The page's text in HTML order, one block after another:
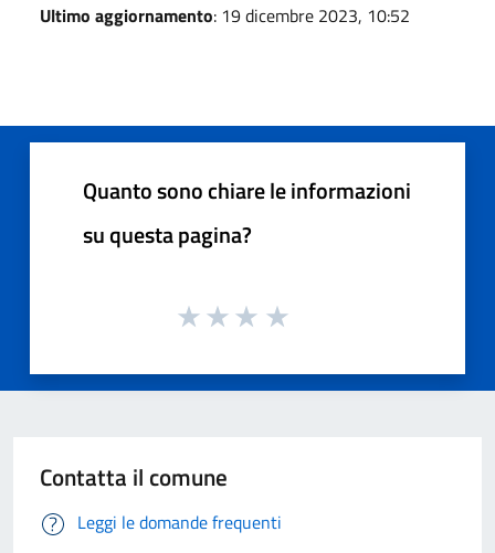
Ultimo aggiornamento: 19 dicembre 2023, 10:52
Quanto sono chiare le informazioni
su questa pagina?
Contatta il comune
Leggi le domande frequenti